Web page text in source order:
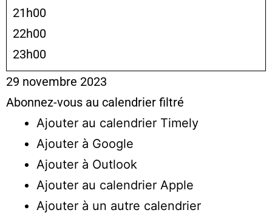
21h00
22h00
23h00
29 novembre 2023
Abonnez-vous au calendrier filtré
Ajouter au calendrier Timely
Ajouter à Google
Ajouter à Outlook
Ajouter au calendrier Apple
Ajouter à un autre calendrier